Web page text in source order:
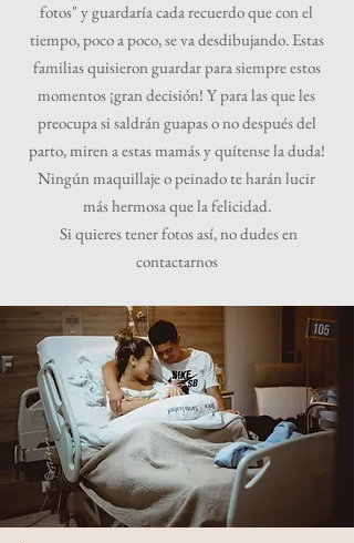
fotos" y guardaría cada recuerdo que con el
tiempo, poco a poco, se va desdibujando. Estas
familias quisieron guardar para siempre estos
momentos ¡gran decisión! Y para las que les
preocupa si saldrán guapas o no después del
parto, miren a estas mamás y quítense la duda!
Ningún maquillaje o peinado te harán lucir
más hermosa que la felicidad.
Si quieres tener fotos así, no dudes en
contactarnos